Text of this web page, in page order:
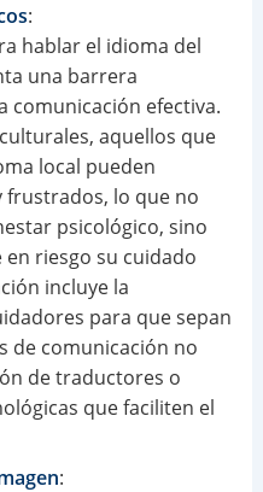
:
hablar el idioma del
una barrera
comunicación efectiva.
aquellos que
local pueden
frustrados, lo que no
psicológico, sino
riesgo su cuidado
incluye la
para que sepan
de comunicación no
de traductores o
que faciliten el
: